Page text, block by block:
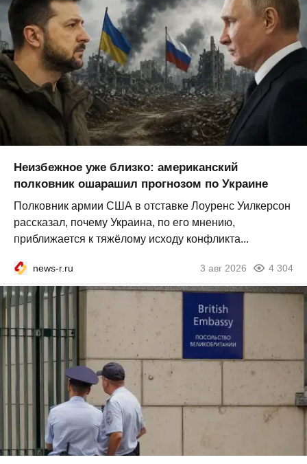
Неизбежное уже близко: американский
полковник ошарашил прогнозом по Украине
Полковник армии США в отставке Лоуренс Уилкерсон
рассказал, почему Украина, по его мнению,
приближается к тяжёлому исходу конфликта...
news-r.ru 3 авг 2026 4 304